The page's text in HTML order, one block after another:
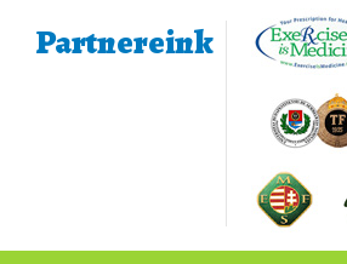
Partnereink